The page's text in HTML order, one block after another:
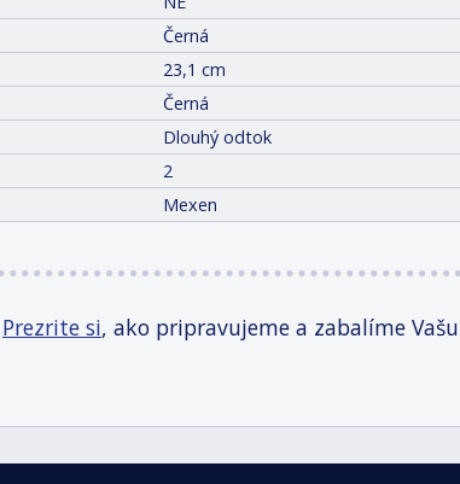
Černá
23,1 cm
Černá
Dlouhý odtok
2
Mexen
Prezrite si, ako pripravujeme a zabalíme